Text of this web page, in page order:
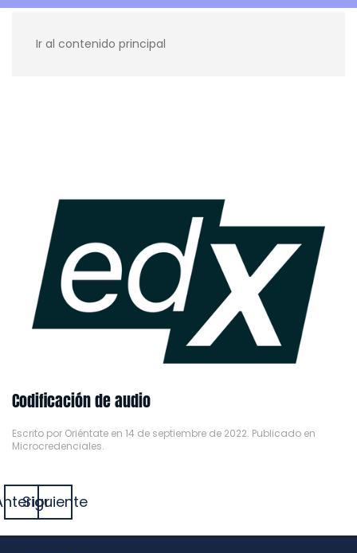
Ir al contenido principal
Codificación de audio
Escrito por Oriéntate en 14 de septiembre de 2022. Publicado en
Microcredenciales.
Siguiente